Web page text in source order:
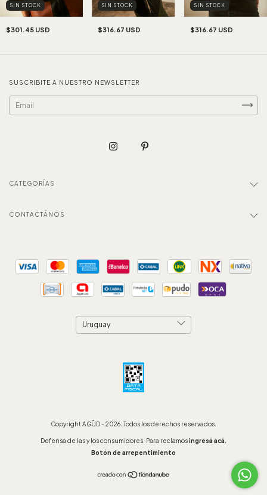
SIN STOCK
$301.45 USD
SIN STOCK
$316.67 USD
SIN STOCK
$316.67 USD
SUSCRIBITE A NUESTRO NEWSLETTER
CATEGORÍAS
CONTACTÁNOS
Copyright AGŪD - 2026. Todos los derechos reservados.
Defensa de las y los consumidores. Para reclamosingresá acá.
Botón de arrepentimiento